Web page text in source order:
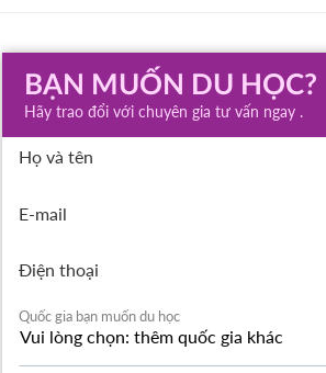
BẠN MUỐN DU HỌC?
Hãy trao đổi với chuyên gia tư vấn ngay .
Họ và tên
E-mail
Điện thoại
Quốc gia bạn muốn du học